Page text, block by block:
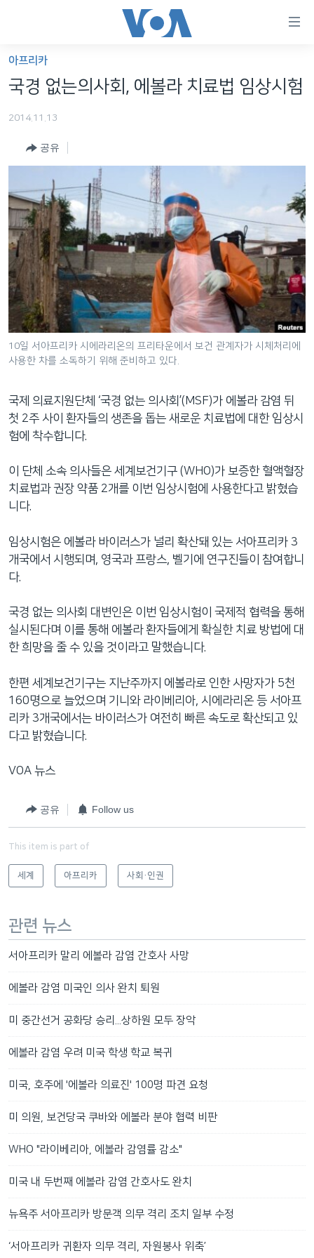
가
능
인
텐
츠
로
동
메
인
네
비
게
션
으
로
동
검
로
이
등
VOD
라디오
주파수 안내
FOLLOW US
언어 선택
아프리카
국경 없는의사회, 에볼라 치료법 임상시험
2014.11.13
공유
10일 서아프리카 시에라리온의 프리타운에서 보건 관계자가 시체처리에
사용한 차를 소독하기 위해 준비하고 있다.
국제 의료지원단체 ‘국경 없는 의사회’(MSF)가 에볼라 감염 뒤
첫 2주 사이 환자들의 생존을 돕는 새로운 치료법에 대한 임상시
험에 착수합니다.
이 단체 소속 의사들은 세계보건기구 (WHO)가 보증한 혈액혈장
치료법과 권장 약품 2개를 이번 임상시험에 사용한다고 밝혔습
니다.
임상시험은 에볼라 바이러스가 널리 확산돼 있는 서아프리카 3
개국에서 시행되며, 영국과 프랑스, 벨기에 연구진들이 참여합니
다.
국경 없는 의사회 대변인은 이번 임상시험이 국제적 협력을 통해
실시된다며 이를 통해 에볼라 환자들에게 확실한 치료 방법에 대
한 희망을 줄 수 있을 것이라고 말했습니다.
한편 세계보건기구는 지난주까지 에볼라로 인한 사망자가 5천
160명으로 늘었으며 기니와 라이베리아, 시에라리온 등 서아프
리카 3개국에서는 바이러스가 여전히 빠른 속도로 확산되고 있
다고 밝혔습니다.
VOA 뉴스
공유 Follow us
This item is part of
세계 아프리카 사회·인권
관련 뉴스
서아프리카 말리 에볼라 감염 간호사 사망
에볼라 감염 미국인 의사 완치 퇴원
미 중간선거 공화당 승리...상하원 모두 장악
에볼라 감염 우려 미국 학생 학교 복귀
미국, 호주에 '에볼라 의료진' 100명 파견 요청
미 의원, 보건당국 쿠바와 에볼라 분야 협력 비판
WHO "라이베리아, 에볼라 감염률 감소"
미국 내 두번째 에볼라 감염 간호사도 완치
뉴욕주 서아프리카 방문객 의무 격리 조치 일부 수정
‘서아프리카 귀환자 의무 격리, 자원봉사 위축’